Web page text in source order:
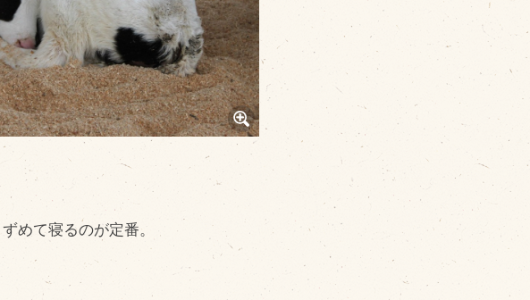
めて寝るのが定番。
ハンバーグ
黒にんにく
豊西ソース
ギフト
Facebook
Twitter
LINE公式アカウント
Instagram